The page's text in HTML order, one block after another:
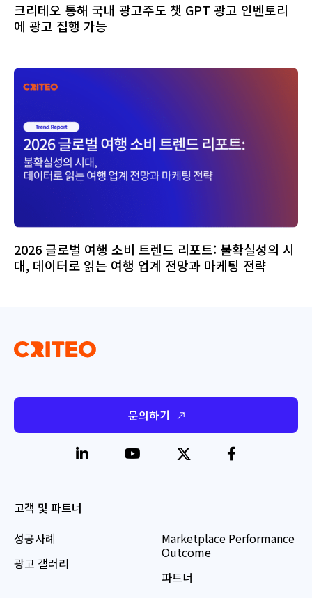
크리테오 통해 국내 광고주도 챗 GPT 광고 인벤토리
에 광고 집행 가능
2026 글로벌 여행 소비 트렌드 리포트: 불확실성의 시
대, 데이터로 읽는 여행 업계 전망과 마케팅 전략
문의하기
고객 및 파트너
성공사례
광고 갤러리
Marketplace Performance
Outcome
파트너